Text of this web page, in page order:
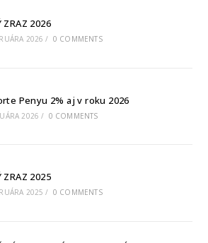
ZRAZ 2026
2026 / 0 COMMENTS
Penyu 2% aj v roku 2026
2026 / 0 COMMENTS
ZRAZ 2025
2025 / 0 COMMENTS